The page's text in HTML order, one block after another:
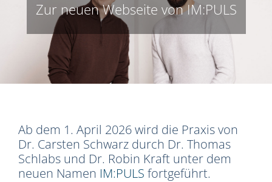
Zur neuen Webseite von IM:PULS
Ab dem 1. April 2026 wird die Praxis von
Dr. Carsten Schwarz durch Dr. Thomas
Schlabs und Dr. Robin Kraft unter dem
neuen Namen IM:PULS fortgeführt.